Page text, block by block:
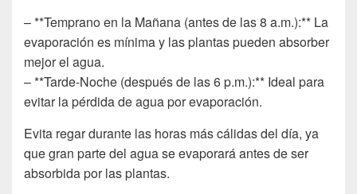
– **Temprano en la Mañana (antes de las 8 a.m.):** La
evaporación es mínima y las plantas pueden absorber
mejor el agua.
– **Tarde-Noche (después de las 6 p.m.):** Ideal para
evitar la pérdida de agua por evaporación.
Evita regar durante las horas más cálidas del día, ya
que gran parte del agua se evaporará antes de ser
absorbida por las plantas.